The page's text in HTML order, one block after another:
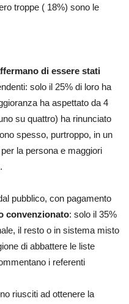
troppe ( 18%) sono le
di essere stati
solo il 25% di loro ha
ha aspettato da 4
su quattro) ha rinunciato
spesso, purtroppo, in un
la persona e maggiori
pubblico, con pagamento
convenzionato: solo il 35%
il resto o in sistema misto
di abbattere le liste
i referenti
riusciti ad ottenere la